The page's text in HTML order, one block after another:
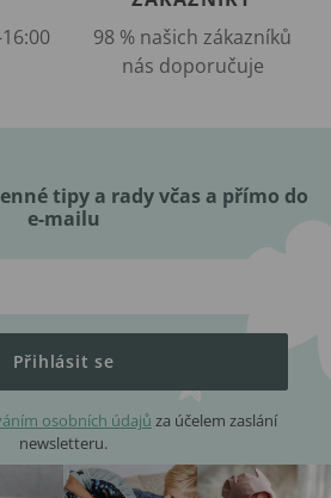
98 % našich zákazníků
nás doporučuje
tipy a rady včas a přímo do
e-mailu
Přihlásit se
osobních údajů za účelem zaslání
newsletteru.